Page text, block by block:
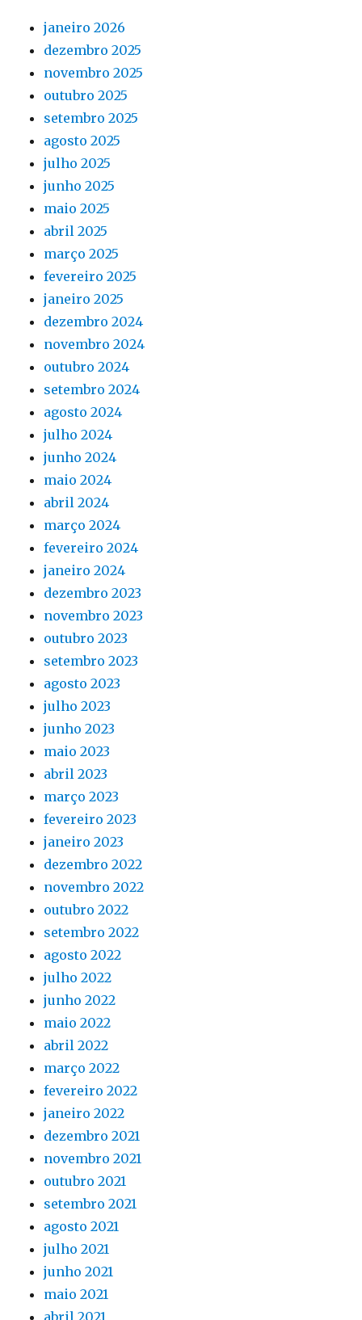
janeiro 2026
dezembro 2025
novembro 2025
outubro 2025
setembro 2025
agosto 2025
julho 2025
junho 2025
maio 2025
abril 2025
março 2025
fevereiro 2025
janeiro 2025
dezembro 2024
novembro 2024
outubro 2024
setembro 2024
agosto 2024
julho 2024
junho 2024
maio 2024
abril 2024
março 2024
fevereiro 2024
janeiro 2024
dezembro 2023
novembro 2023
outubro 2023
setembro 2023
agosto 2023
julho 2023
junho 2023
maio 2023
abril 2023
março 2023
fevereiro 2023
janeiro 2023
dezembro 2022
novembro 2022
outubro 2022
setembro 2022
agosto 2022
julho 2022
junho 2022
maio 2022
abril 2022
março 2022
fevereiro 2022
janeiro 2022
dezembro 2021
novembro 2021
outubro 2021
setembro 2021
agosto 2021
julho 2021
junho 2021
maio 2021
abril 2021